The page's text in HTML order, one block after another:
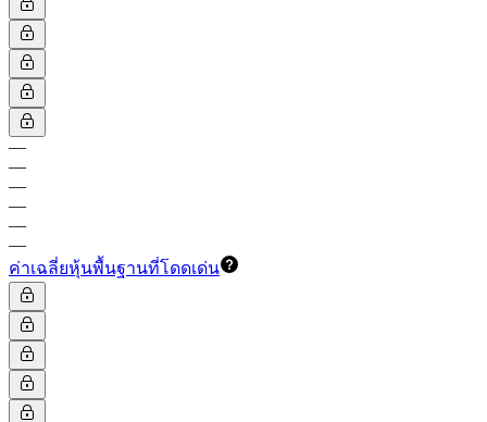
—
—
—
—
—
—
ค่าเฉลี่ยหุ้นพื้นฐานที่โดดเด่น